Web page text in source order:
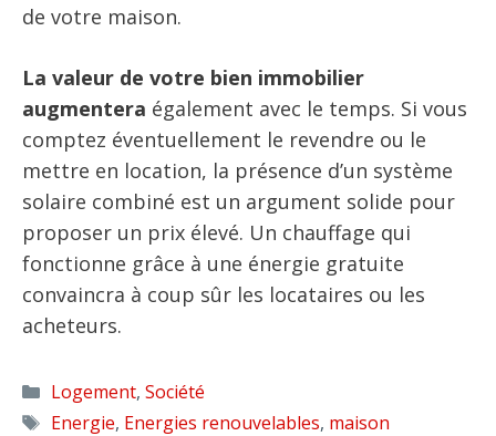
de votre maison.
La valeur de votre bien immobilier
augmentera également avec le temps. Si vous
comptez éventuellement le revendre ou le
mettre en location, la présence d’un système
solaire combiné est un argument solide pour
proposer un prix élevé. Un chauffage qui
fonctionne grâce à une énergie gratuite
convaincra à coup sûr les locataires ou les
acheteurs.
Catégories
Logement, Société
Étiquettes
Energie, Energies renouvelables, maison